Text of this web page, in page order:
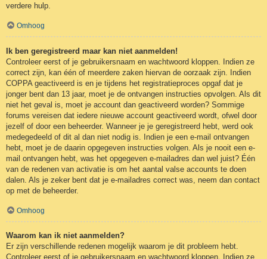
verdere hulp.
Omhoog
Ik ben geregistreerd maar kan niet aanmelden!
Controleer eerst of je gebruikersnaam en wachtwoord kloppen. Indien ze
correct zijn, kan één of meerdere zaken hiervan de oorzaak zijn. Indien
COPPA geactiveerd is en je tijdens het registratieproces opgaf dat je
jonger bent dan 13 jaar, moet je de ontvangen instructies opvolgen. Als dit
niet het geval is, moet je account dan geactiveerd worden? Sommige
forums vereisen dat iedere nieuwe account geactiveerd wordt, ofwel door
jezelf of door een beheerder. Wanneer je je geregistreerd hebt, werd ook
medegedeeld of dit al dan niet nodig is. Indien je een e-mail ontvangen
hebt, moet je de daarin opgegeven instructies volgen. Als je nooit een e-
mail ontvangen hebt, was het opgegeven e-mailadres dan wel juist? Één
van de redenen van activatie is om het aantal valse accounts te doen
dalen. Als je zeker bent dat je e-mailadres correct was, neem dan contact
op met de beheerder.
Omhoog
Waarom kan ik niet aanmelden?
Er zijn verschillende redenen mogelijk waarom je dit probleem hebt.
Controleer eerst of je gebruikersnaam en wachtwoord kloppen. Indien ze